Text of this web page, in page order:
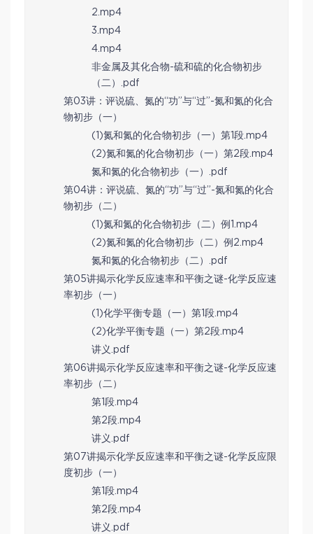
2.mp4
3.mp4
4.mp4
非金属及其化合物-硫和硫的化合物初步
（二）.pdf
第03讲：评说硫、氮的“功”与“过”-氮和氮的化合
物初步（一）
(1)氮和氮的化合物初步（一）第1段.mp4
(2)氮和氮的化合物初步（一）第2段.mp4
氮和氮的化合物初步（一）.pdf
第04讲：评说硫、氮的“功”与“过”-氮和氮的化合
物初步（二）
(1)氮和氮的化合物初步（二）例1.mp4
(2)氮和氮的化合物初步（二）例2.mp4
氮和氮的化合物初步（二）.pdf
第05讲揭示化学反应速率和平衡之谜-化学反应速
率初步（一）
(1)化学平衡专题（一）第1段.mp4
(2)化学平衡专题（一）第2段.mp4
讲义.pdf
第06讲揭示化学反应速率和平衡之谜-化学反应速
率初步（二）
第1段.mp4
第2段.mp4
讲义.pdf
第07讲揭示化学反应速率和平衡之谜-化学反应限
度初步（一）
第1段.mp4
第2段.mp4
讲义.pdf